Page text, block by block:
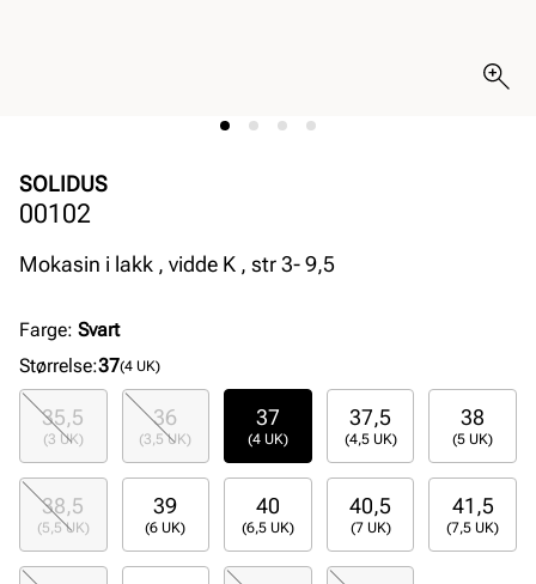
SOLIDUS
00102
Mokasin i lakk , vidde K , str 3- 9,5
Farge: Svart
Størrelse:37(4 UK)
35,5
(3 UK)
36
(3,5 UK)
37
(4 UK)
37,5
(4,5 UK)
38
(5 UK)
38,5
(5,5 UK)
39
(6 UK)
40
(6,5 UK)
40,5
(7 UK)
41,5
(7,5 UK)